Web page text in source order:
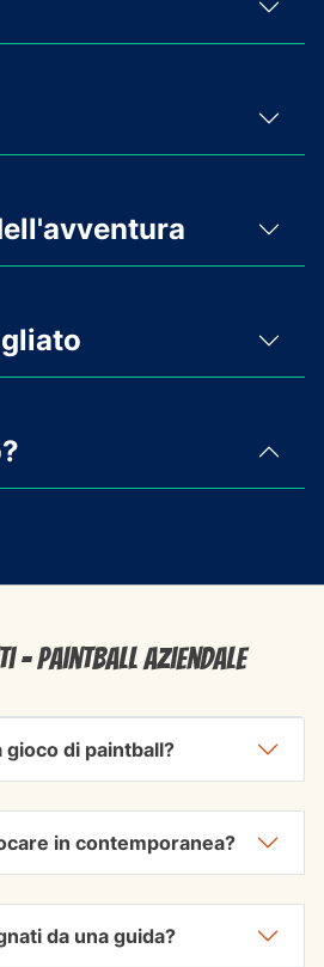
- paintball aziendale
gioco di paintball?
in contemporanea?
da una guida?